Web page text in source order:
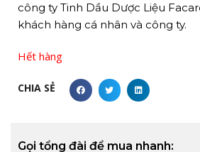
công ty Tinh Dầu Dược Liệu
khách hàng cá nhân và công ty.
Hết hàng
CHIA SẺ
Gọi tổng đài để mua nhanh: